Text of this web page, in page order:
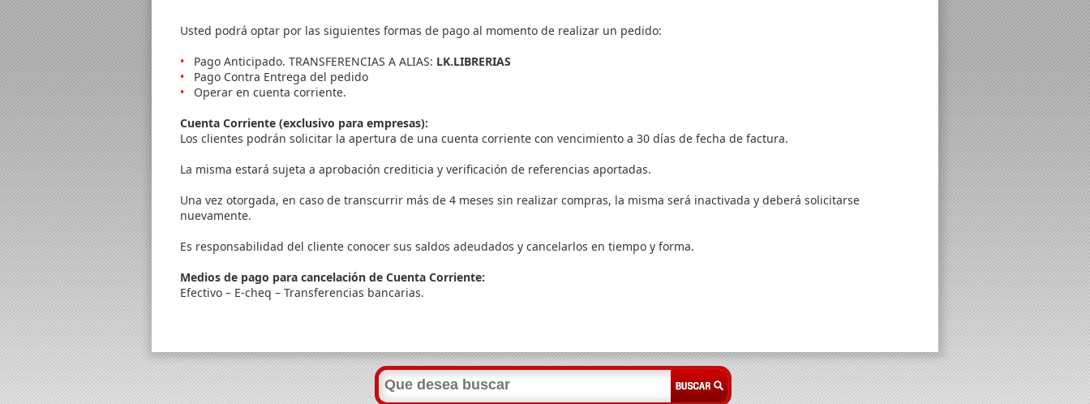
Usted podrá optar por las siguientes formas de pago al momento de realizar un pedido:
•
Pago Anticipado. TRANSFERENCIAS A ALIAS: LK.LIBRERIAS
•
Pago Contra Entrega del pedido
•
Operar en cuenta corriente.
Cuenta Corriente (exclusivo para empresas):
Los clientes podrán solicitar la apertura de una cuenta corriente con vencimiento a 30 días de fecha de factura.
La misma estará sujeta a aprobación crediticia y verificación de referencias aportadas.
Una vez otorgada, en caso de transcurrir más de 4 meses sin realizar compras, la misma será inactivada y deberá solicitarse
nuevamente.
Es responsabilidad del cliente conocer sus saldos adeudados y cancelarlos en tiempo y forma.
Medios de pago para cancelación de Cuenta Corriente:
Efectivo – E-cheq – Transferencias bancarias.